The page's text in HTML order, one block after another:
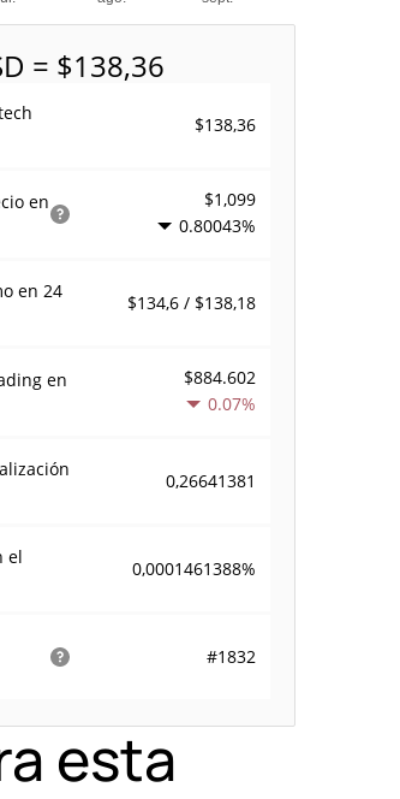
= $138,36
$138,36
en
$1,099
0.80043%
en 24
$134,6 / $138,18
en
$884.602
0.07%
0,26641381
el
0,0001461388%
#1832
esta